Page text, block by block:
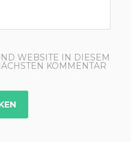
WEBSITE IN DIESEM
KOMMENTAR